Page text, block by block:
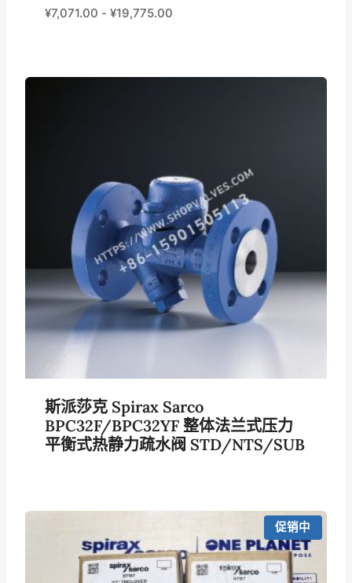
¥7,071.00 - ¥19,775.00
斯派莎克 Spirax Sarco
BPC32F/BPC32YF 整体法兰式压力
平衡式热静力疏水阀 STD/NTS/SUB
促销中